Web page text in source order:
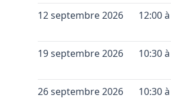
+
12 septembre 2026 12:00
+
19 septembre 2026 10:30
+
26 septembre 2026 10:30